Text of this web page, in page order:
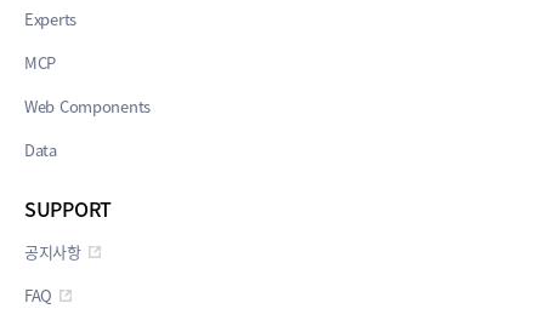
Experts
MCP
Web Components
Data
SUPPORT
공지사항
FAQ